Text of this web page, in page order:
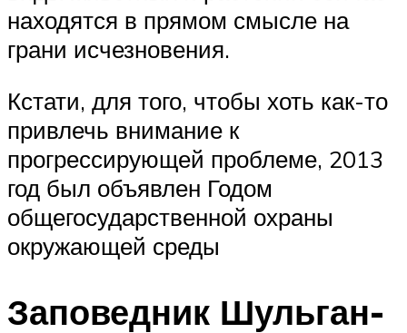
находятся в прямом смысле на
грани исчезновения.
Кстати, для того, чтобы хоть как-то
привлечь внимание к
прогрессирующей проблеме, 2013
год был объявлен Годом
общегосударственной охраны
окружающей среды
Заповедник Шульган-